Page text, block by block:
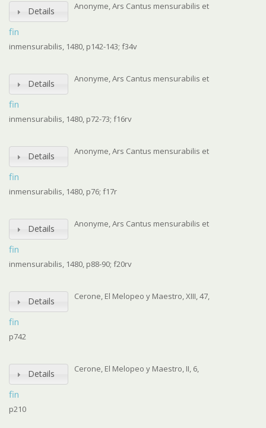
Details
fin
Anonyme, Ars Cantus mensurabilis et
inmensurabilis, 1480, p142-143; f34v
Details
fin
Anonyme, Ars Cantus mensurabilis et
inmensurabilis, 1480, p72-73; f16rv
Details
fin
Anonyme, Ars Cantus mensurabilis et
inmensurabilis, 1480, p76; f17r
Details
fin
Anonyme, Ars Cantus mensurabilis et
inmensurabilis, 1480, p88-90; f20rv
Details
fin
Cerone, El Melopeo y Maestro, XIII, 47,
p742
Details
fin
Cerone, El Melopeo y Maestro, II, 6,
p210